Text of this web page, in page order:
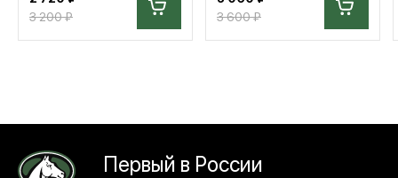
3 200 ₽ 3 600 ₽
Первый в России